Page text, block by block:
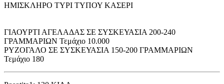
ΗΜΙΣΚΛΗΡΟ ΤΥΡΙ ΤΥΠΟΥ ΚΑΣΕΡΙ
ΓΙΑΟΥΡΤΙ ΑΓΕΛΑΔΑΣ ΣΕ ΣΥΣΚΕΥΑΣΙΑ 200-240
ΓΡΑΜΜΑΡΙΩΝ Τεμάχιο 10.000
ΡΥΖΟΓΑΛΟ ΣΕ ΣΥΣΚΕΥΑΣΙΑ 150-200 ΓΡΑΜΜΑΡΙΩΝ
Τεμάχιο 180